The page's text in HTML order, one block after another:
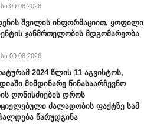
09.08.2026
შვილის ინფორმაციით, ყოფილი
ჯანმრთელობის მდგომარეობა
09.08.2026
2024 წლის 11 აგვისტოს,
მიმდინარე წინასაარჩევნო
ღონისძიების დროს
ძალადობის ფაქტზე სამ
წარუდგინა